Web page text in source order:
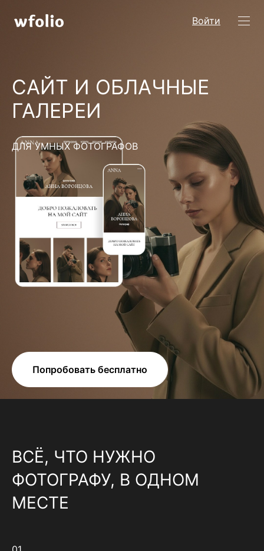
Войти
САЙТ И ОБЛАЧНЫЕ
ГАЛЕРЕИ
ДЛЯ УМНЫХ ФОТОГРАФОВ
Попробовать бесплатно
ВСЁ, ЧТО НУЖНО
ФОТОГРАФУ, В ОДНОМ
МЕСТЕ